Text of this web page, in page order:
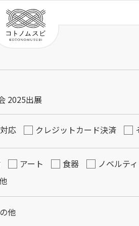
2025出展
応 クレジットカード決済
アート 食器
ノベルティ
他